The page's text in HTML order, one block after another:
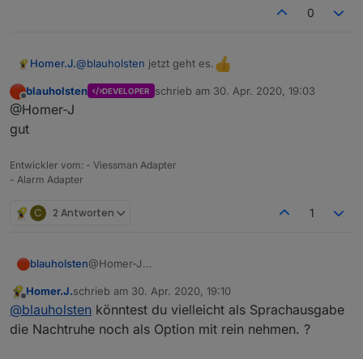
Sollen jetzt die Texte genau so Ausgegeben
0
Homer.J.@blauholsten jetzt geht es.
Offline
blauholsten DEVELOPER schrieb am 30. Apr. 2020, 19:03
zuletzt editiert von
@Homer-J
gut
Entwickler vom: - Viessman Adapter
- Alarm Adapter
C 2 Antworten 1
blauholsten@Homer-J
Offline
Homer.J.schrieb am 30. Apr. 2020, 19:10
zuletzt editiert von
@blauholsten könntest du vielleicht als Sprachausgabe
die Nachtruhe noch als Option mit rein nehmen. ?